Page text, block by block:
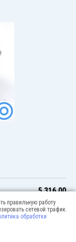
5 316,00
правильную работу
сетевой трафик.
обработки